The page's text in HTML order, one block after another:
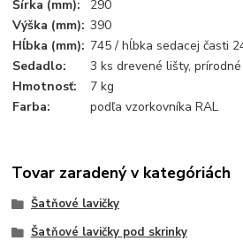
Šírka (mm):
290
Výška (mm): 390
Hĺbka (mm): 745 / hĺbka sedacej časti
Sedadlo:
3 ks drevené lišty,
Hmotnosť:
7 kg
Farba:
podľa vzorkovníka RAL
Tovar zaradený v kategóriách
Šatňové lavičky
Šatňové lavičky pod skrinky